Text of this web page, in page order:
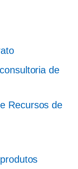
de
Recursos de